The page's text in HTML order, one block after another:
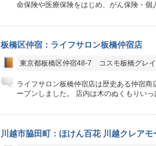
命保険や医療保険をはじめ、がん保険・個
板橋区仲宿：ライフサロン板橋仲宿店
東京都板橋区仲宿48-7 コスモ板橋グレ
ライフサロン板橋仲宿店は歴史ある仲宿
ープンしました。 店内は木のぬくもりい
川越市脇田町：ほけん百花 川越クレアモ